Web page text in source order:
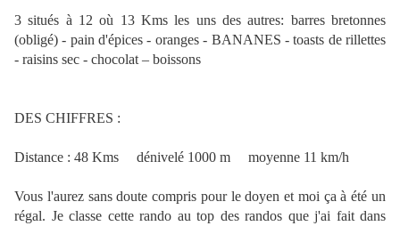
3 situés à 12 où 13 Kms les uns des autres: barres bretonnes
(obligé) - pain d'épices - oranges - BANANES - toasts de rillettes
- raisins sec - chocolat – boissons
DES CHIFFRES :
Distance : 48 Kms dénivelé 1000 m moyenne 11 km/h
Vous l'aurez sans doute compris pour le doyen et moi ça à été un
régal. Je classe cette rando au top des randos que j'ai fait dans